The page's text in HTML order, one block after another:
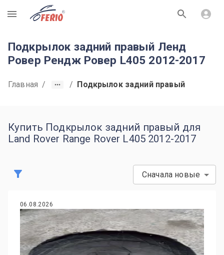
R
Подкрылок задний правый Ленд
Ровер Рендж Ровер L405 2012-2017
Главная / / Подкрылок задний правый
Купить Подкрылок задний правый для
Land Rover Range Rover L405 2012-2017
Сначала новые
06.08.2026